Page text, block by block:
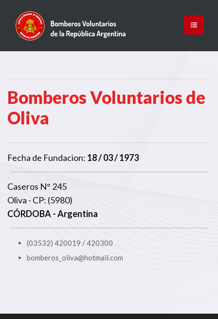
Bomberos Voluntarios de
Oliva
Fecha de Fundacion: 18 / 03 / 1973
Caseros N° 245
Oliva - CP: (5980)
CÓRDOBA- Argentina
(03532) 420019 / 420300
bomberos_oliva@hotmail.com